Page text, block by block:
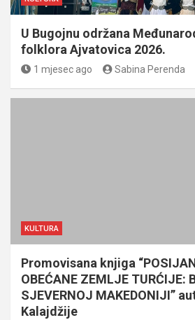
U Bugojnu održana
folklora Ajvatovica 2026.
1 mjesec ago Sabina Perenda
KULTURA
Promovisana knjiga
OBEĆANE ZEMLJE TURĆIJE:
SJEVERNOJ MAKEDONIJI”
Kalajdžije